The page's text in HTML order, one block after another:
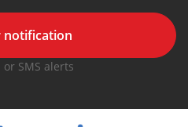
notification
SMS alerts